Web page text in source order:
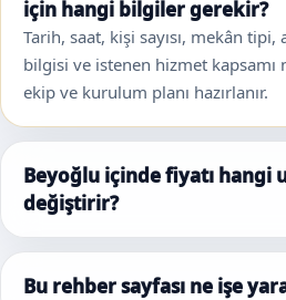
için hangi bilgiler gerekir?
Tarih, saat, kişi sayısı, mekân tipi,
bilgisi ve istenen hizmet
ekip ve kurulum planı hazırlanır.
Beyoğlu içinde fiyatı hangi
değiştirir?
Bu rehber sayfası ne işe